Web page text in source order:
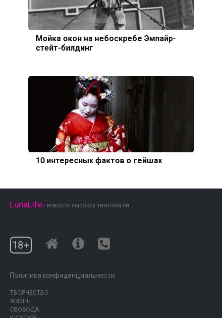
Мойка окон на небоскребе Эмпайр-
стейт-билдинг
10 интересных фактов о гейшах
LunaLife - новости высоких технологий
18+
Политика конфиденциальности
ТВОРЧЕСТВО
ЖИЗНЬ
СВОБОДА